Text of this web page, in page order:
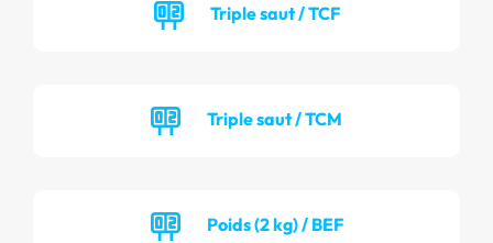
Triple saut / TCF
Triple saut / TCM
Poids (2 kg) / BEF